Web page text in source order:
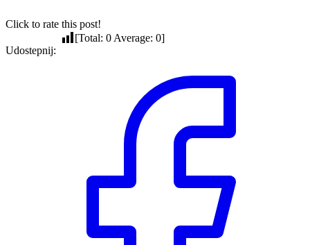
Click to rate this post!
[Total: 0 Average: 0]
Udostepnij: